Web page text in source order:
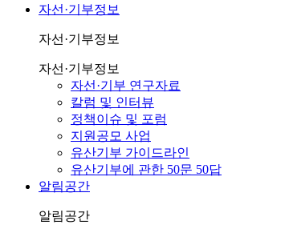
자선·기부정보
자선·기부정보
자선·기부정보
자선·기부 연구자료
칼럼 및 인터뷰
정책이슈 및 포럼
지원공모 사업
유산기부 가이드라인
유산기부에 관한 50문 50답
알림공간
알림공간